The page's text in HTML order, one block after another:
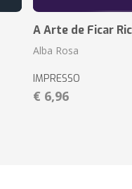
A Arte de Ficar
Alba Rosa
IMPRESSO
€ 6,96